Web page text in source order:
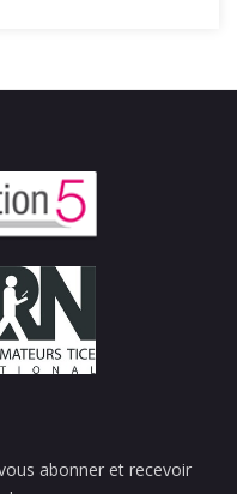
abonner et recevoir